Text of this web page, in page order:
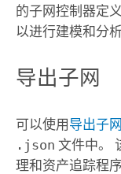
的子网控制器定
以进行建模和分
导出子网
可以使用导出子网
.json 文件中。
理和资产追踪程序